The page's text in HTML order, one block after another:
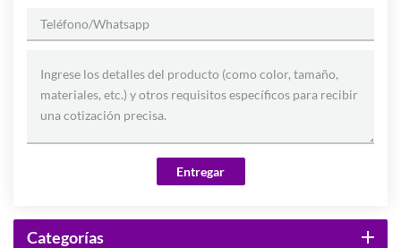
Entregar
Categorías